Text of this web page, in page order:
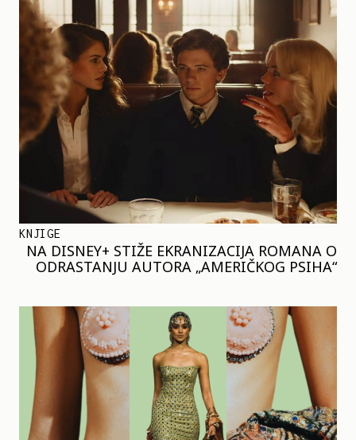
KNJIGE
NA DISNEY+ STIŽE EKRANIZACIJA ROMANA O
ODRASTANJU AUTORA „AMERIČKOG PSIHA“